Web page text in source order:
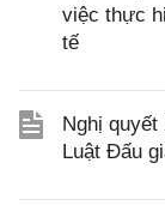
việc thực
tế
Nghị
Luật Đấu